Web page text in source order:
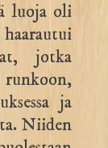
luoja oli
jotka
ja
Niiden